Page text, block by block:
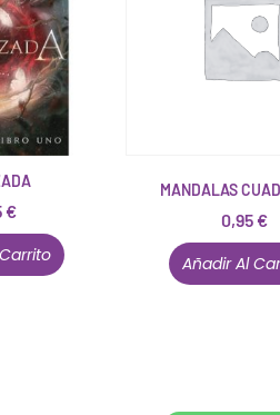
€
MANDALAS
0,95 €
Añadir Al